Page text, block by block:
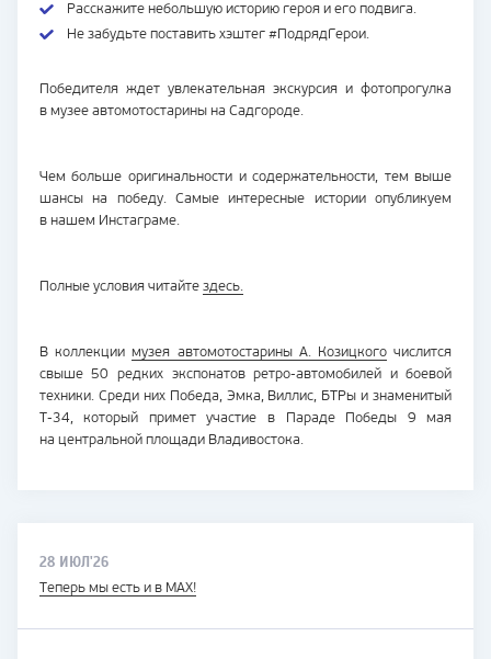
Расскажите небольшую историю героя и его подвига.
Не забудьте поставить хэштег #ПодрядГерои.
Победителя ждет увлекательная экскурсия и фотопрогулка
в музее автомотостарины на Садгороде.
Чем больше оригинальности и содержательности, тем выше
шансы на победу. Самые интересные истории опубликуем
в нашем Инстаграме.
Полные условия читайте здесь.
В коллекциимузея автомотостарины А. Козицкого числится
свыше 50 редких экспонатовретро-автомобилей и боевой
техники. Среди них Победа, Эмка, Виллис, БТРы и знаменитый
Т-34, который примет участие в Параде Победы 9 мая
на центральной площади Владивостока.
28 ИЮЛ'26
Теперь мы есть и в MAX!